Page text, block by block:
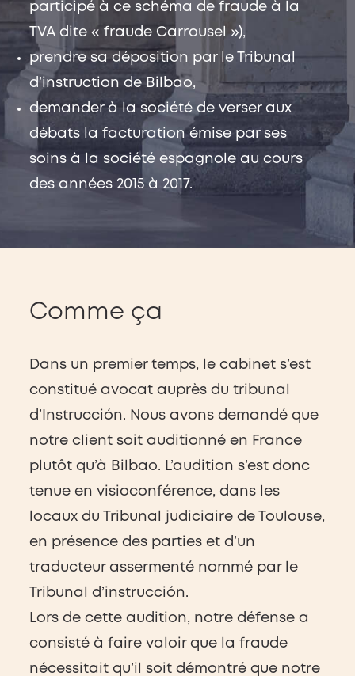
participé à ce schéma de fraude à la
TVA dite « fraude Carrousel »),
prendre sa déposition par le Tribunal
d’instruction de Bilbao,
demander à la société de verser aux
débats la facturation émise par ses
soins à la société espagnole au cours
des années 2015 à 2017.
Comme ça
Dans un premier temps, le cabinet s’est
constitué avocat auprès du tribunal
d’Instrucción. Nous avons demandé que
notre client soit auditionné en France
plutôt qu’à Bilbao. L’audition s’est donc
tenue en visioconférence, dans les
locaux du Tribunal judiciaire de Toulouse,
en présence des parties et d’un
traducteur assermenté nommé par le
Tribunal d’instrucción.
Lors de cette audition, notre défense a
consisté à faire valoir que la fraude
nécessitait qu’il soit démontré que notre